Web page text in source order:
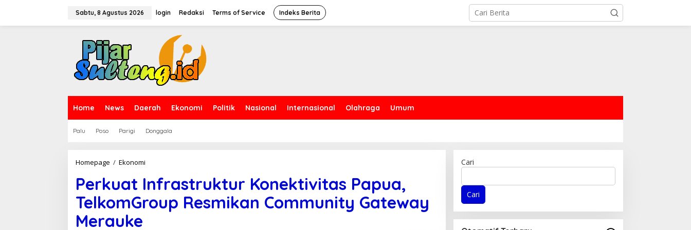
Sabtu, 8 Agustus 2026 login Redaksi Terms of Service Indeks Berita
Home News Daerah Ekonomi Politik Nasional Internasional Olahraga Umum
Palu Poso Parigi Donggala
Homepage / Ekonomi
r
k
u
a
Perkuat Infrastruktur Konektivitas Papua,
TelkomGroup Resmikan Community Gateway
Merauke
Cari
Cari